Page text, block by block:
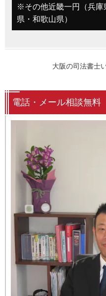
※その他近畿一円（兵庫
県・和歌山県）
大阪の司法書士
電話・メール相談無料